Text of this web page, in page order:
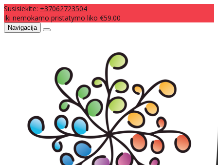
Susisiekite: +37062723504
Iki nemokamo pristatymo liko €59.00
Navigacija